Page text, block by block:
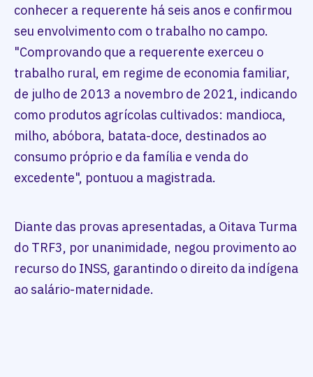
conhecer a requerente há seis anos e confirmou
seu envolvimento com o trabalho no campo.
"Comprovando que a requerente exerceu o
trabalho rural, em regime de economia familiar,
de julho de 2013 a novembro de 2021, indicando
como produtos agrícolas cultivados: mandioca,
milho, abóbora, batata-doce, destinados ao
consumo próprio e da família e venda do
excedente", pontuou a magistrada.
Diante das provas apresentadas, a Oitava Turma
do TRF3, por unanimidade, negou provimento ao
recurso do INSS, garantindo o direito da indígena
ao salário-maternidade.